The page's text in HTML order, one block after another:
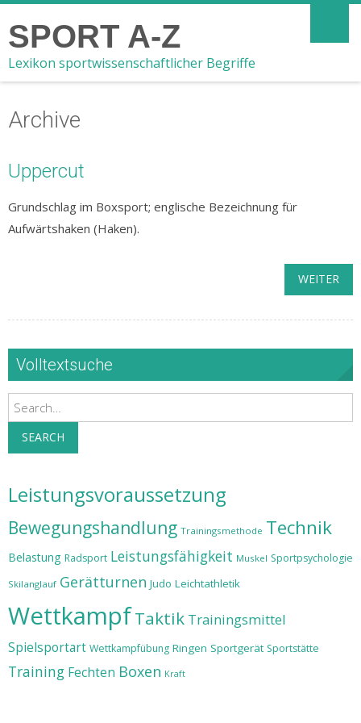
SPORT A-Z
Lexikon sportwissenschaftlicher Begriffe
Archive
Uppercut
Grundschlag im Boxsport; englische Bezeichnung für
Aufwärtshaken (Haken).
WEITER
Volltextsuche
Search
SEARCH
Leistungsvoraussetzung
Bewegungshandlung Trainingsmethode Technik
Belastung Radsport Leistungsfähigkeit Muskel Sportpsychologie
Skilanglauf Gerätturnen Judo Leichtathletik
WettkampfTaktik Trainingsmittel
Spielsportart Wettkampfübung Ringen Sportgerät Sportstätte
Training Fechten Boxen Kraft